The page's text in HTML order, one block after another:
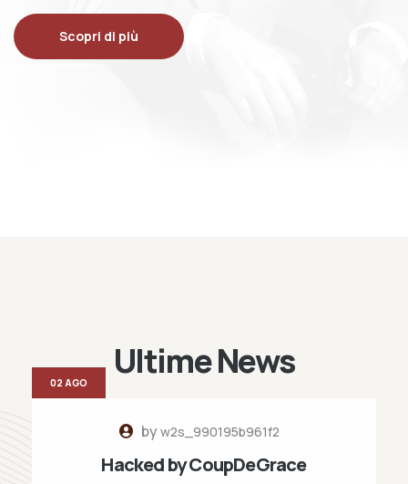
Scopri di più
Ultime News
byw2s_990195b961f2
Hacked by CoupDeGrace
02 AGO